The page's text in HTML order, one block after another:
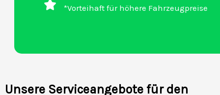
*Vorteihaft für höhere Fahrzeugpreise
Unsere Serviceangebote für den